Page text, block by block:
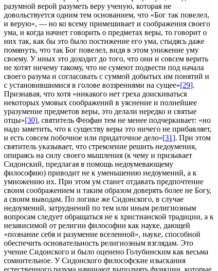
разумной верой разуметь веру ученую, которая не
довольствуется одним тем основанием, что «Бог так повелел,
и верую», — но ко всему примешивает и соображения своего
ума, и когда начнет говорить о предметах веры, то говорит о
них так, как бы это было постижение его ума, стыдясь даже
помянуть, что так Бог повелел, видя в этом унижение уму
своему. У иных это доходит до того, что они и совсем верить
не хотят ничему такому, что не сумеют подвести под начала
своего разума и согласовать с суммой добытых им понятий и
с установившимися в голове воззрениями на сущее»[29].
Признавая, что хотя «никакого нет греха доискиваться
некоторых умовых соображений в уяснение и полнейшее
уразумение предметов веры, это делали нередко и святые
отцы»[30], святитель Феофан тем не менее подчеркивает: «но
надо заметить, что к существу веры это ничего не прибавляет,
и есть совсем побочное или придаточное дело»[31]. При этом
святитель указывает, что стремление решить недоумения,
опираясь на силу своего мышления (к чему и призывает
Сидонский, предлагая в помощь недоумевающему
философию) приводит не к уменьшению недоумений, а к
умножению их. При этом ум станет отдавать предпочтение
своим соображением и таким образом доверять более не Богу,
а своим выводам. По логике же Сидонского, в случае
недоумений, затруднений по тем или иным религиозным
вопросам следует обращаться не к христианской традиции, а к
независимой от религии философии как науке, дающей
«познание себя и разумение вселенной», науке, способной
обеспечить основательность религиозным взглядам. Это
учение Сидонского и было оценено Голубинским как весьма
сомнительное. У Сидонского философские изыскания